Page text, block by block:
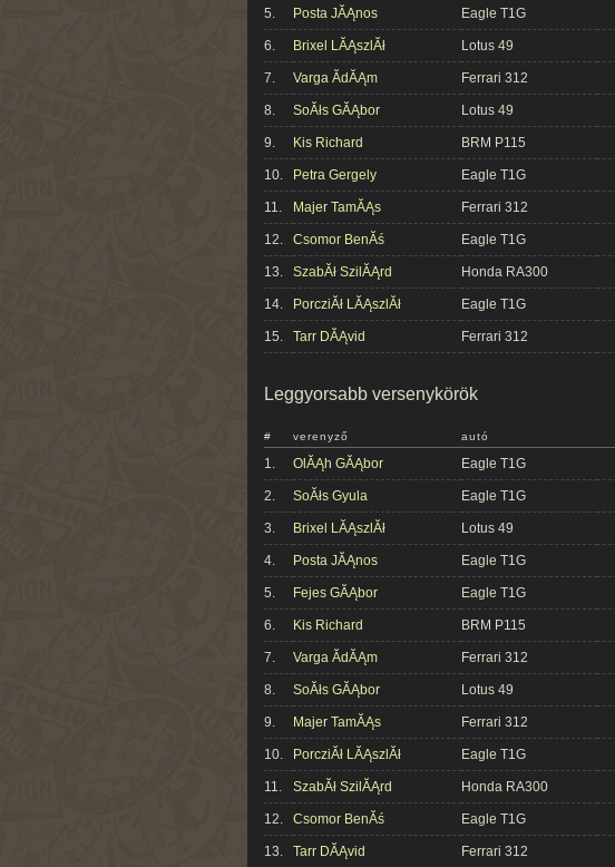
5. Posta JĂĄnos Eagle T1G
6. Brixel LĂĄszlĂł Lotus 49
7. Varga ĂdĂĄm Ferrari 312
8. SoĂłs GĂĄbor Lotus 49
9. Kis Richard BRM P115
10. Petra Gergely Eagle T1G
11. Majer TamĂĄs Ferrari 312
12. Csomor BenĂś Eagle T1G
13. SzabĂł SzilĂĄrd Honda RA300
14. PorcziĂł LĂĄszlĂł Eagle T1G
15. Tarr DĂĄvid Ferrari 312
Leggyorsabb versenykörök
# verenyző autó
1. OlĂĄh GĂĄbor Eagle T1G
2. SoĂłs Gyula Eagle T1G
3. Brixel LĂĄszlĂł Lotus 49
4. Posta JĂĄnos Eagle T1G
5. Fejes GĂĄbor Eagle T1G
6. Kis Richard BRM P115
7. Varga ĂdĂĄm Ferrari 312
8. SoĂłs GĂĄbor Lotus 49
9. Majer TamĂĄs Ferrari 312
10. PorcziĂł LĂĄszlĂł Eagle T1G
11. SzabĂł SzilĂĄrd Honda RA300
12. Csomor BenĂś Eagle T1G
13. Tarr DĂĄvid Ferrari 312